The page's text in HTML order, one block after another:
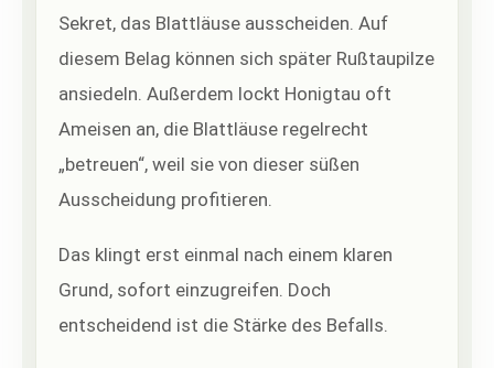
Sekret, das Blattläuse ausscheiden. Auf
diesem Belag können sich später Rußtaupilze
ansiedeln. Außerdem lockt Honigtau oft
Ameisen an, die Blattläuse regelrecht
„betreuen“, weil sie von dieser süßen
Ausscheidung profitieren.
Das klingt erst einmal nach einem klaren
Grund, sofort einzugreifen. Doch
entscheidend ist die Stärke des Befalls.